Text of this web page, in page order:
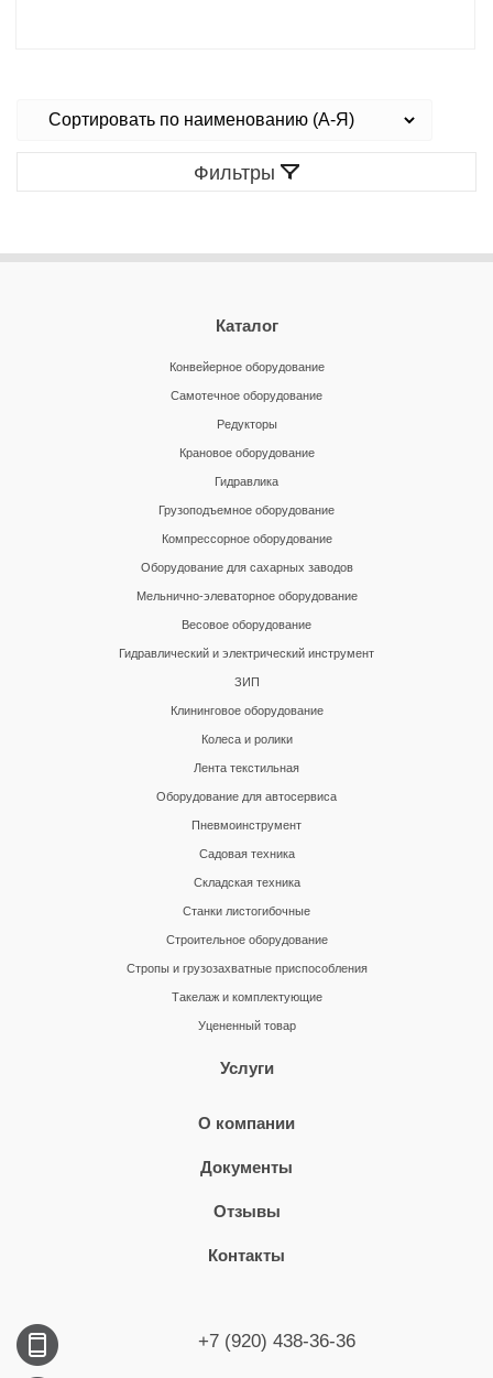
Фильтры
Каталог
Конвейерное оборудование
Самотечное оборудование
Редукторы
Крановое оборудование
Гидравлика
Грузоподъемное оборудование
Компрессорное оборудование
Оборудование для сахарных заводов
Мельнично-элеваторное оборудование
Весовое оборудование
Гидравлический и электрический инструмент
ЗИП
Клининговое оборудование
Колеса и ролики
Лента текстильная
Оборудование для автосервиса
Пневмоинструмент
Садовая техника
Складская техника
Станки листогибочные
Строительное оборудование
Стропы и грузозахватные приспособления
Такелаж и комплектующие
Уцененный товар
Услуги
О компании
Документы
Отзывы
Контакты
+7 (920) 438-36-36